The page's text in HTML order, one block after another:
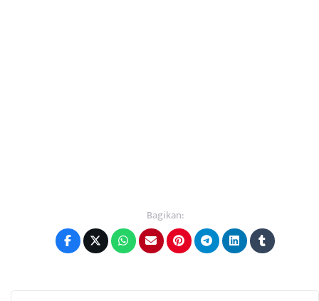
Bagikan: